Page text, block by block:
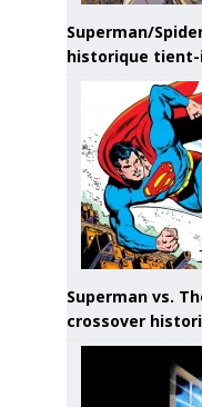
Superman/
historique tient-
Superman vs.
crossover